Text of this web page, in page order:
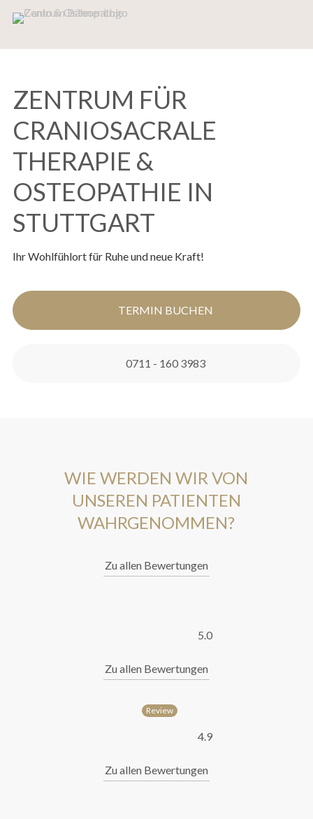
ZENTRUM FÜR
CRANIOSACRALE
THERAPIE &
OSTEOPATHIE IN
STUTTGART
Ihr Wohlfühlort für Ruhe und neue Kraft!
TERMIN BUCHEN
0711 - 160 3983
WIE WERDEN WIR VON
UNSEREN PATIENTEN
WAHRGENOMMEN?
Zu allen Bewertungen
5.0
Zu allen Bewertungen
4.9
Zu allen Bewertungen